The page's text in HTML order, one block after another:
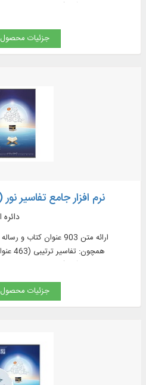
جزئیات محصول
نرم افزار جامع تفاسیر نور (نسخه 4)
جزئیات محصول